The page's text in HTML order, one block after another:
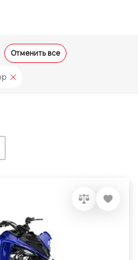
Отменить все
та слідкуй за
та новинками